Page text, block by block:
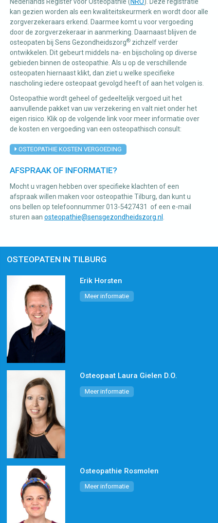
kan gezien worden als een kwaliteitskeurmerk en wordt door alle
zorgverzekeraars erkend. Daarmee komt u voor vergoeding
door de zorgverzekeraar in aanmerking. Daarnaast blijven de
osteopaten bij Sens Gezondheidszorg® zichzelf verder
ontwikkelen. Dit gebeurt middels na- en bijscholing op diverse
gebieden binnen de osteopathie. Als u op de verschillende
osteopaten hiernaast klikt, dan ziet u welke specifieke
nascholing iedere osteopaat gevolgd heeft of aan het volgen is.
Osteopathie wordt geheel of gedeeltelijk vergoed uit het
aanvullende pakket van uw verzekering en valt niet onder het
eigen risico. Klik op de volgende link voor meer informatie over
de kosten en vergoeding van een osteopathisch consult:
OSTEOPATHIE KOSTEN VERGOEDING
AFSPRAAK OF INFORMATIE?
Mocht u vragen hebben over specifieke klachten of een
afspraak willen maken voor osteopathie Tilburg, dan kunt u
ons bellen op telefoonnummer 013-5427431 of een e-mail
sturen aan osteopathie@sensgezondheidszorg.nl .
OSTEOPATEN IN TILBURG
Erik Horsten
Meer informatie
Osteopaat Laura Gielen D.O.
Meer informatie
Osteopathie Rosmolen
Meer informatie